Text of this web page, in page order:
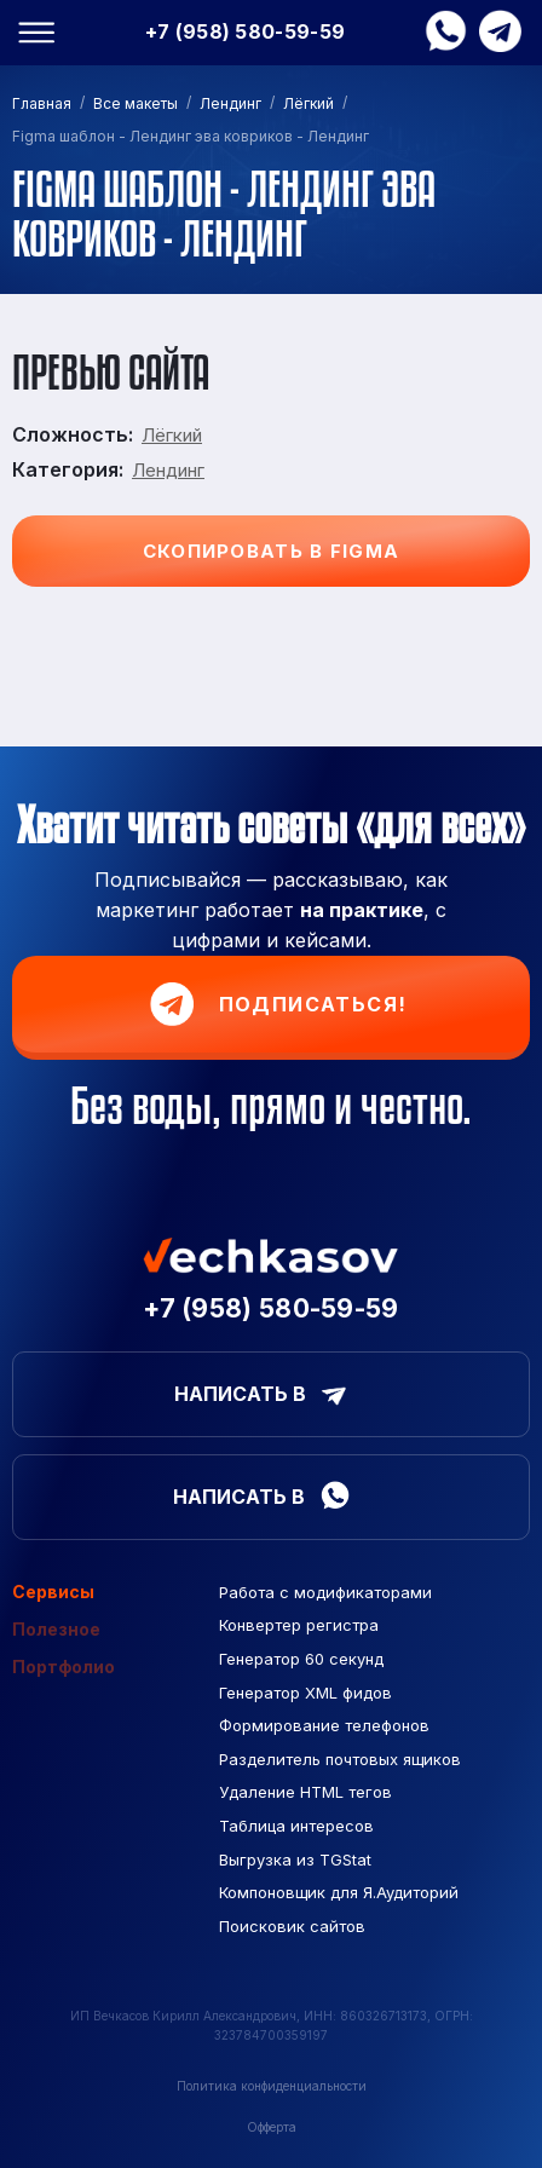
+7 (958) 580-59-59
Главная / Все макеты / Лендинг / Лёгкий /
Figma шаблон - Лендинг эва ковриков - Лендинг
FIGMA ШАБЛОН - ЛЕНДИНГ ЭВА
КОВРИКОВ - ЛЕНДИНГ
ПРЕВЬЮ САЙТА
Сложность: Лёгкий
Категория: Лендинг
СКОПИРОВАТЬ В FIGMA
Хватит читать советы «для всех»
Подписывайся — рассказываю, как
маркетинг работает на практике, с
цифрами и кейсами.
ПОДПИСАТЬСЯ!
Без воды, прямо и честно.
+7 (958) 580-59-59
НАПИСАТЬ В
НАПИСАТЬ В
Сервисы
Полезное
Портфолио
Работа с модификаторами
Конвертер регистра
Генератор 60 секунд
Генератор XML фидов
Формирование телефонов
Разделитель почтовых ящиков
Удаление HTML тегов
Таблица интересов
Выгрузка из TGStat
Компоновщик для Я.Аудиторий
Поисковик сайтов
Подборка сайтов
Макеты Figma
База Яндекс Карты
РСЯ площадки
Созданные сайты
Контекстная реклама
ИП Вечкасов Кирилл Александрович, ИНН: 860326713173, ОГРН:
323784700359197
Политика конфиденциальности
Офферта